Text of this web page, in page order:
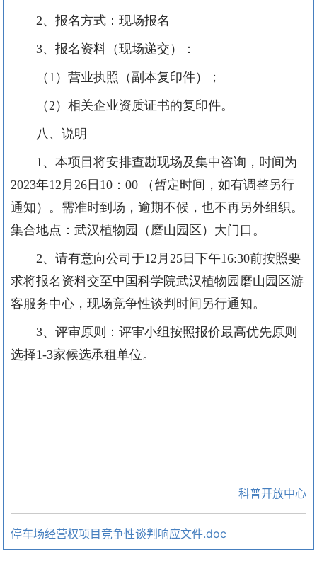
2、报名方式：现场报名
3、报名资料（现场递交）：
（ 1）营业执照（副本复印件）；
（ 2）相关企业资质证书的复印件。
八、说明
1、本项目将安排查勘现场及集中咨询，时间为
2023年12月26日10：00 （暂定时间，如有调整另行
通知）。需准时到场，逾期不候，也不再另外组织。
集合地点：武汉植物园（磨山园区）大门口。
2、请有意向公司于12月25日下午16:30前按照要
求将报名资料交至中国科学院武汉植物园磨山园区游
客服务中心，现场竞争性谈判时间另行通知。
3、评审原则：评审小组按照报价最高优先原则
选择1-3家候选承租单位。
科普开放中心
停车场经营权项目竞争性谈判响应文件.doc